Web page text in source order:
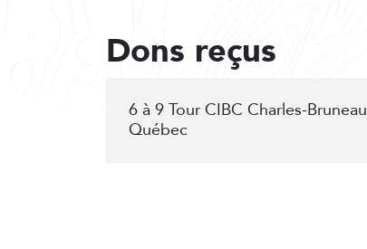
Dons reçus
6 à 9 Tour CIBC Charles-Bruneau
Québec